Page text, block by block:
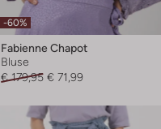
-60%
Fabienne Chapot
Bluse
€ 179,95 € 71,99